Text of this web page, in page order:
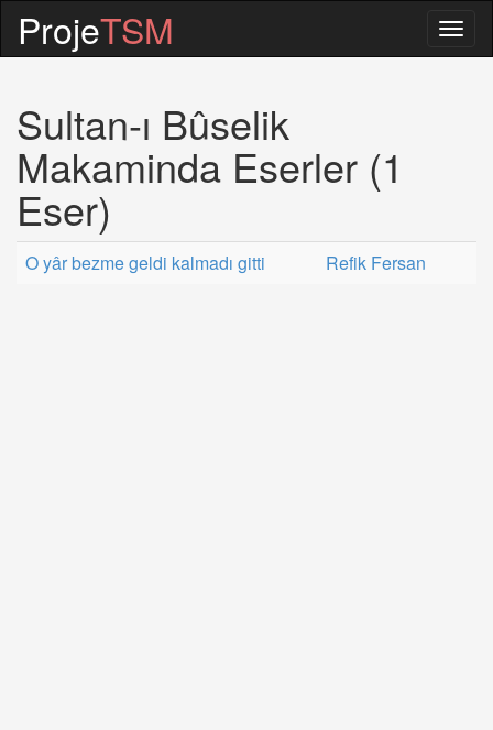
ProjeTSM
Sultan-ı Bûselik
Makaminda Eserler (1
Eser)
O yâr bezme geldi kalmadı gitti Refik Fersan